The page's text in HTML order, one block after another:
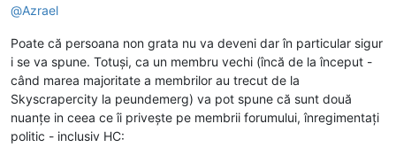
@Azrael
Poate că persoana non grata nu va deveni dar în particular sigur
i se va spune. Totuși, ca un membru vechi (încă de la început -
când marea majoritate a membrilor au trecut de la
Skyscrapercity la peundemerg) va pot spune că sunt două
nuanțe in ceea ce îi privește pe membrii forumului, înregimentați
politic - inclusiv HC: